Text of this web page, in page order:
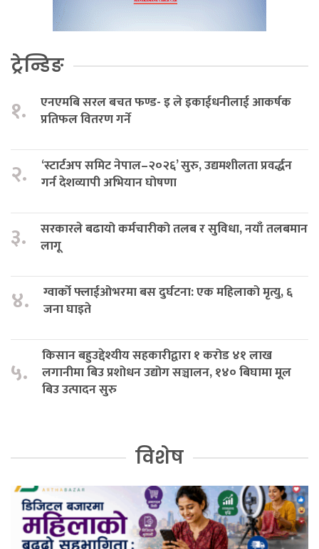
ट्रेन्डिङ
१.
एनएमबि सरल बचत फण्ड- इ ले इकाईधनीलाई आकर्षक
प्रतिफल वितरण गर्ने
२.
‘स्टार्टअप समिट नेपाल–२०२६’ सुरु, उद्यमशीलता प्रवर्द्धन
गर्न देशव्यापी अभियान घोषणा
३.
सरकारले बढायो कर्मचारीको तलब र सुविधा, नयाँ तलबमान
लागू
४.
ग्वार्को फ्लाईओभरमा बस दुर्घटना: एक महिलाको मृत्यु, ६
जना घाइते
५.
किसान बहुउद्देश्यीय सहकारीद्वारा १ करोड ४१ लाख
लगानीमा बिउ प्रशोधन उद्योग सञ्चालन, १४० बिघामा मूल
बिउ उत्पादन सुरु
विशेष